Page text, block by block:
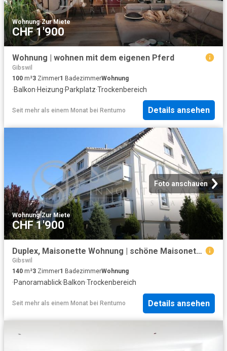
Wohnung·Zur Miete
CHF 1'900
Wohnung | wohnen mit dem eigenen Pferd
Gibswil
100 m²3 Zimmer1 BadezimmerWohnung
·Balkon·Heizung·Parkplatz·Trockenbereich
Seit mehr als einem Monat bei Rentumo Details ansehen
Foto anschauen
Wohnung·Zur Miete
CHF 1'900
Duplex, Maisonette Wohnung | schöne Maisonette Wohnung an ruhiger Lage
Gibswil
140 m²3 Zimmer1 BadezimmerWohnung
·Panoramablick·Balkon·Trockenbereich
Seit mehr als einem Monat bei Rentumo Details ansehen